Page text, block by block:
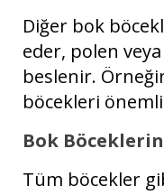
Diğer bok
eder, polen
beslenir.
böcekleri önemli
Bok
Tüm böcekler